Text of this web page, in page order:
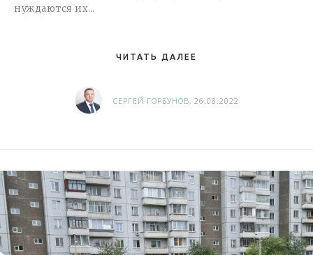
нуждаются их…
ЧИТАТЬ ДАЛЕЕ
СЕРГЕЙ ГОРБУНОВ, 26.08.2022